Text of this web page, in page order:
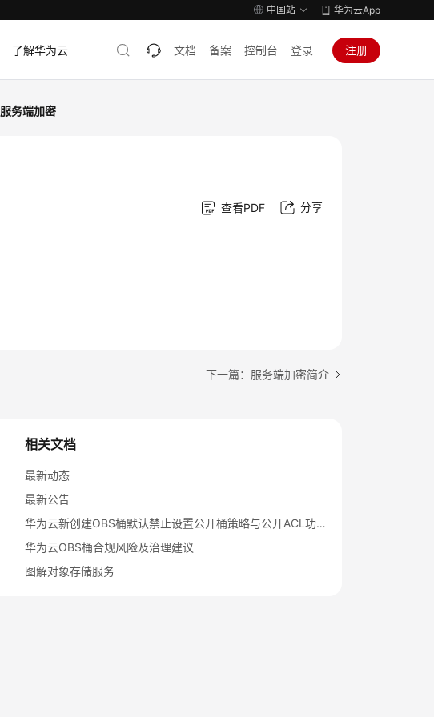
中国站 华为云App
了解华为云 文档 备案 控制台 登录 注册
服务端加密
查看PDF 分享
下一篇：服务端加密简介
相关文档
最新动态
最新公告
华为云新创建OBS桶默认禁止设置公开桶策略与公开ACL功能通知
华为云OBS桶合规风险及治理建议
图解对象存储服务